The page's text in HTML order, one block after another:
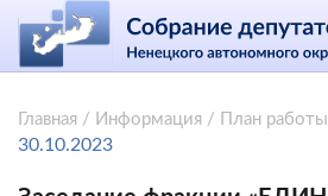
Главная / Информация / План работы
30.10.2023